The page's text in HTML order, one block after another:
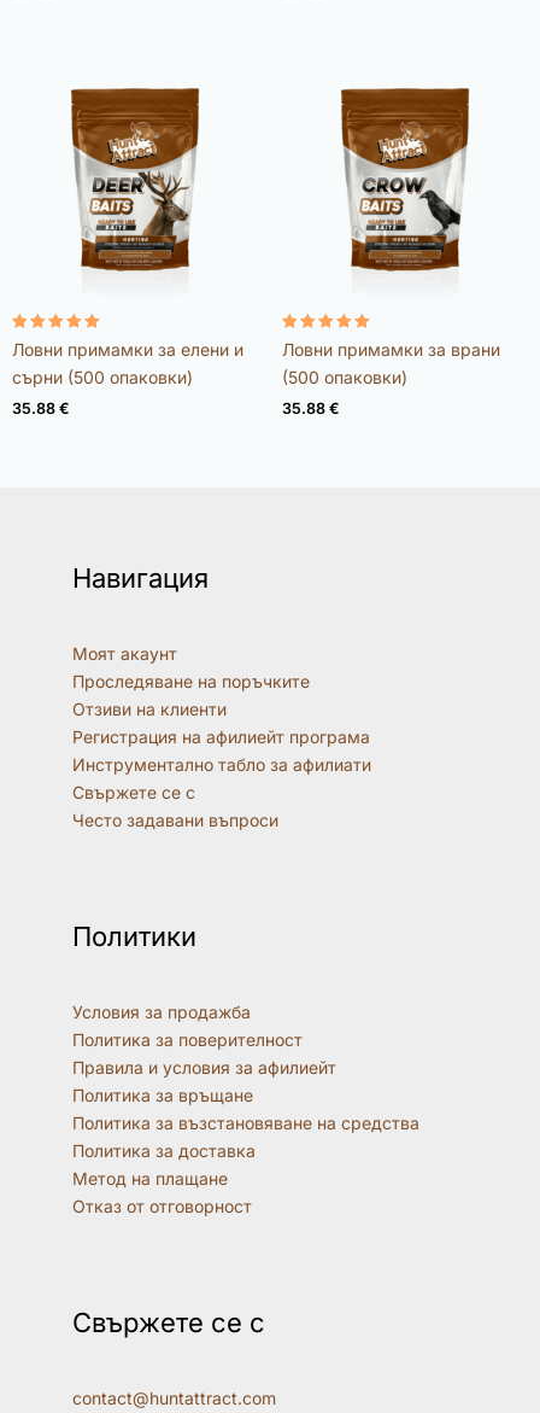
Оценено с
4.98
от 5
Ловни примамки за елени и
сърни (500 опаковки)
35.88 €
Оценено с
4.96
от 5
Ловни примамки за врани
(500 опаковки)
35.88 €
Навигация
Моят акаунт
Проследяване на поръчките
Отзиви на клиенти
Регистрация на афилиейт програма
Инструментално табло за афилиати
Свържете се с
Често задавани въпроси
Политики
Условия за продажба
Политика за поверителност
Правила и условия за афилиейт
Политика за връщане
Политика за възстановяване на средства
Политика за доставка
Метод на плащане
Отказ от отговорност
Свържете се с
contact@huntattract.com